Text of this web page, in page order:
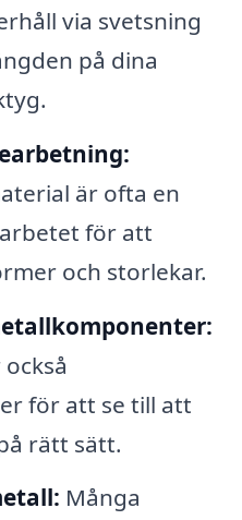
via svetsning
på dina
är ofta en
för att
och storlekar.
för att se till att
rätt sätt.
Många